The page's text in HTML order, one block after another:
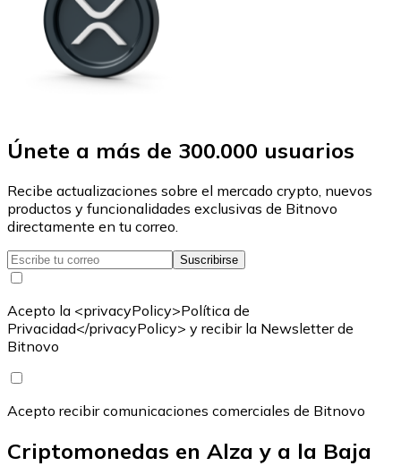
Únete a más de 300.000 usuarios
Recibe actualizaciones sobre el mercado crypto, nuevos
productos y funcionalidades exclusivas de Bitnovo
directamente en tu correo.
Suscribirse
Acepto la <privacyPolicy>Política de
Privacidad</privacyPolicy> y recibir la Newsletter de
Bitnovo
Acepto recibir comunicaciones comerciales de Bitnovo
Criptomonedas en Alza y a la Baja